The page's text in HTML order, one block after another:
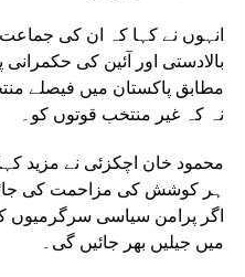
انہوں نے کہا کہ ان کی
بالادستی اور آئین کی
مطابق پاکستان میں فیصلے
نہ کہ غیر منتخب قوتوں کو۔
محمود خان اچکزئی نے مزید
ہر کوشش کی مزاحمت کی
اگر پرامن سیاسی سرگرمیوں
میں جیلیں بھر جائیں گی۔